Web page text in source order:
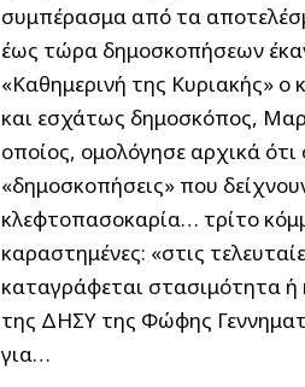
συμπέρασμα από τα
έως τώρα δημοσκοπήσεων
«Καθημερινή της Κυριακής» ο
και εσχάτως δημοσκόπος,
οποίος, ομολόγησε αρχικά ότι
«δημοσκοπήσεις» που
κλεφτοπασοκαρία… τρίτο
καραστημένες: «στις
καταγράφεται στασιμότητα
της ΔΗΣΥ της Φώφης
για…